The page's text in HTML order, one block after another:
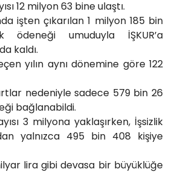
12 milyon 63 bine ulaştı.
işten çıkarılan 1 milyon 185 bin
ödeneği umuduyla İŞKUR’a
kaldı.
yılın aynı dönemine göre 122
nedeniyle sadece 579 bin 26
bağlanabildi.
3 milyona yaklaşırken, İşsizlik
yalnızca 495 bin 408 kişiye
lira gibi devasa bir büyüklüğe